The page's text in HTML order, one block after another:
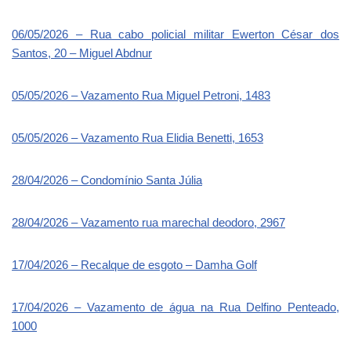
06/05/2026 – Rua cabo policial militar Ewerton César dos
Santos, 20 – Miguel Abdnur
05/05/2026 – Vazamento Rua Miguel Petroni, 1483
05/05/2026 – Vazamento Rua Elidia Benetti, 1653
28/04/2026 – Condomínio Santa Júlia
28/04/2026 – Vazamento rua marechal deodoro, 2967
17/04/2026 – Recalque de esgoto – Damha Golf
17/04/2026 – Vazamento de água na Rua Delfino Penteado,
1000